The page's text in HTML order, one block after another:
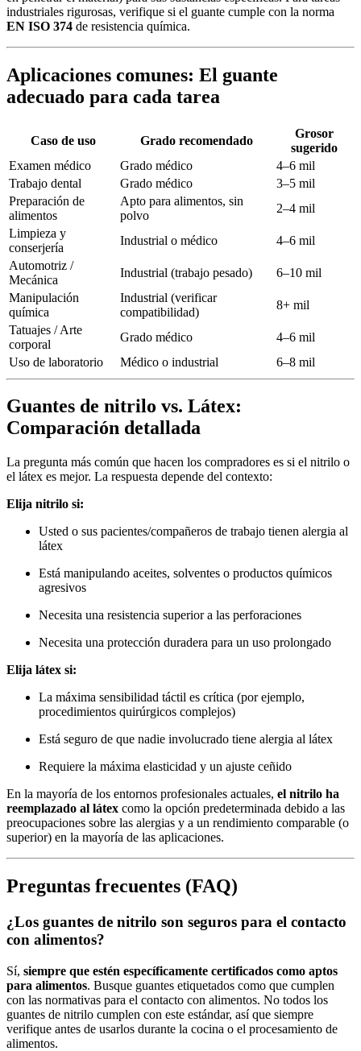
industriales rigurosas, verifique si el guante cumple con la norma
EN ISO 374 de resistencia química.
Aplicaciones comunes: El guante
adecuado para cada tarea
Caso de uso Grado recomendado
Grosor
sugerido
Examen médico
Grado médico
4–6 mil
Trabajo dental
Grado médico
3–5 mil
Preparación de
alimentos
Apto para alimentos, sin
polvo
2–4 mil
Limpieza y
conserjería
Industrial o médico
4–6 mil
Automotriz /
Mecánica
Industrial (trabajo pesado)
6–10 mil
Manipulación
química
Industrial (verificar
compatibilidad)
8+ mil
Tatuajes / Arte
corporal
Grado médico
4–6 mil
Uso de laboratorio
Médico o industrial 6–8 mil
Guantes de nitrilo vs. Látex:
Comparación detallada
La pregunta más común que hacen los compradores es si el nitrilo o
el látex es mejor. La respuesta depende del contexto:
Elija nitrilo si:
Usted o sus pacientes/compañeros de trabajo tienen alergia al
látex
Está manipulando aceites, solventes o productos químicos
agresivos
Necesita una resistencia superior a las perforaciones
Necesita una protección duradera para un uso prolongado
Elija látex si:
La máxima sensibilidad táctil es crítica (por ejemplo,
procedimientos quirúrgicos complejos)
Está seguro de que nadie involucrado tiene alergia al látex
Requiere la máxima elasticidad y un ajuste ceñido
En la mayoría de los entornos profesionales actuales, el nitrilo ha
reemplazado al látex como la opción predeterminada debido a las
preocupaciones sobre las alergias y a un rendimiento comparable (o
superior) en la mayoría de las aplicaciones.
Preguntas frecuentes (FAQ)
¿Los guantes de nitrilo son seguros para el contacto
con alimentos?
Sí, siempre que estén específicamente certificados como aptos
para alimentos. Busque guantes etiquetados como que cumplen
con las normativas para el contacto con alimentos. No todos los
guantes de nitrilo cumplen con este estándar, así que siempre
verifique antes de usarlos durante la cocina o el procesamiento de
alimentos.